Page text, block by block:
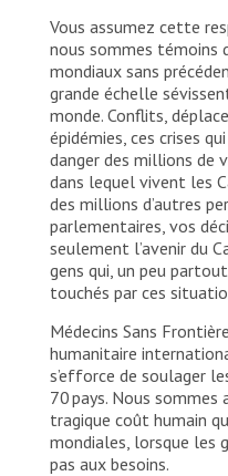
Vous assumez cette
nous sommes témoins
mondiaux sans
grande échelle
monde. Conflits,
épidémies, ces crises
danger des millions de
dans lequel vivent les
des millions d’autres
parlementaires, vos
seulement l’avenir du
gens qui, un peu
touchés par ces
Médecins Sans
humanitaire
s’efforce de soulager
70 pays. Nous
tragique coût humain
mondiales, lorsque les
pas aux besoins.